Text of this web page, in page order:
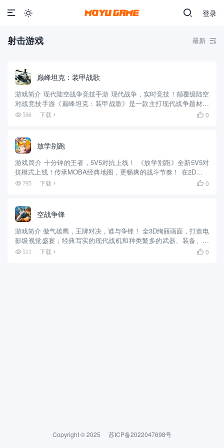
登录

射击游戏 最新 
巅峰坦克：装甲战歌
游戏简介 现代陆空战争竞技手游 现代战争，实时竞技！颠覆级陆空
对战竞技手游《巅峰坦克：装甲战歌》是一款主打现代战争题材的
陆空载具射击手游，全球超过百款的现代坦克、装甲车、武装直升
596 下载  0
放学别跑
游戏简介 十分钟的王者，5V5对抗上线！ 《放学别跑》全新5V5对
抗模式上线！传承MOBA经典地图，更畅爽的战斗节奏！ 在2D的卡
通世界操纵一群英雄，利用风骚的走位、精准的技能施放，来迎取
795 下载  0
空战争锋
游戏简介 傲气雄鹰，王牌对决，谁与争锋！ 全3D绚丽画面，打造电
影级视觉盛宴；经典写实的现代战机和种类繁多的武器、装备、蓝
图，构建强大的军迷博物馆；操作简便易懂，3分钟开启激烈空战；
511 下载  0
Copyright © 2025 苏ICP备2022047698号